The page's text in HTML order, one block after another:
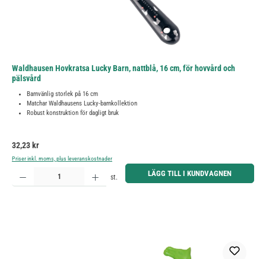
Waldhausen Hovkratsa Lucky Barn, nattblå, 16 cm, för hovvård och
pälsvård
Barnvänlig storlek på 16 cm
Matchar Waldhausens Lucky-barnkollektion
Robust konstruktion för dagligt bruk
Ordinarie pris:
32,23 kr
Priser inkl. moms, plus leveranskostnader
Produktkvantitet: Ange önskat belopp eller använd knapparna för att öka eller minska kvantiteten.
st. LÄGG TILL I KUNDVAGNEN